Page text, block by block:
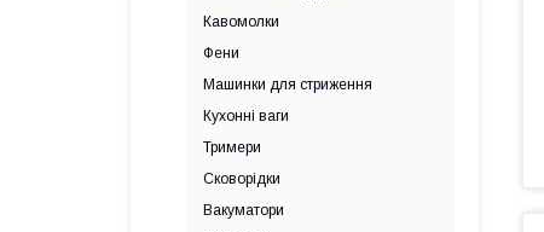
Кавомолки
Фени
Машинки для стриження
Кухонні ваги
Тримери
Сковорідки
Вакуматори